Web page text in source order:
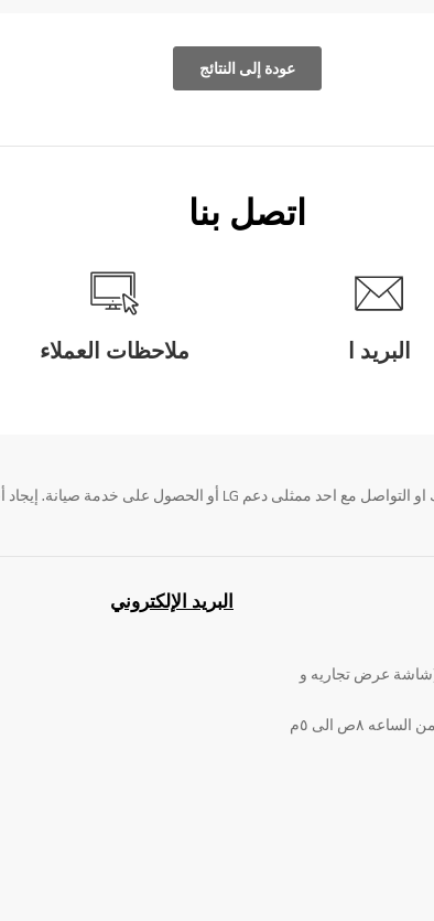
عودة إلى النتائج
اتصل بنا
البريد ا ملاحظات العملاء
عرض تجاريه و
٨ص الى ٥م
البريد الإلكتروني